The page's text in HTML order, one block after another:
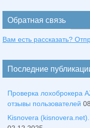
Обратная связь
Вам есть рассказать?
Последние
Проверка лохоброкера
отзывы пользователей
Kisnovera